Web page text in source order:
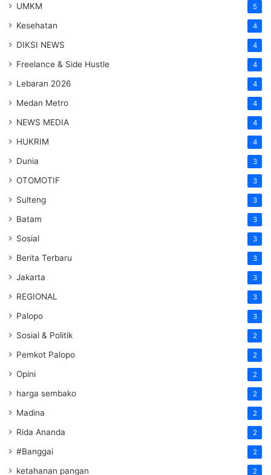
UMKM 5
Kesehatan 4
DIKSI NEWS 4
Freelance & Side Hustle 4
Lebaran 2026 4
Medan Metro 4
NEWS MEDIA 4
HUKRIM 4
Dunia 3
OTOMOTIF 3
Sulteng 3
Batam 3
Sosial 3
Berita Terbaru 3
Jakarta 3
REGIONAL 3
Palopo 3
Sosial & Politik 2
Pemkot Palopo 2
Opini 2
harga sembako 2
Madina 2
Rida Ananda 2
#Banggai 2
ketahanan pangan 2